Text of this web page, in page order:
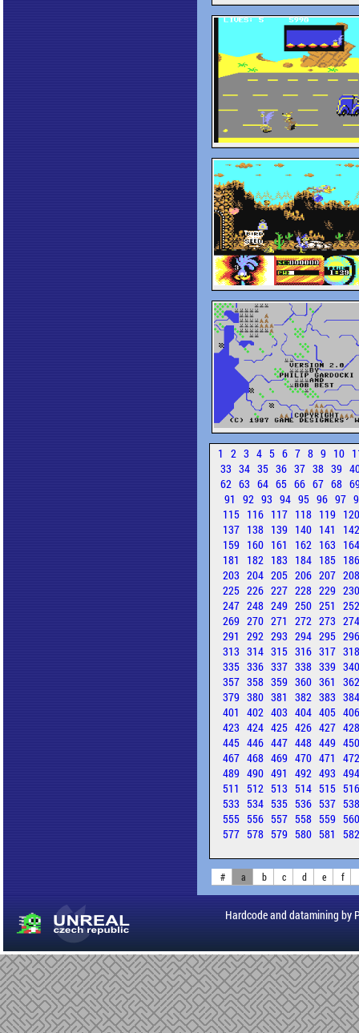
1 2 3 4 5 6 7 8 9 10
33 34 35 36 37 38 39
62 63 64 65 66 67 68
91 92 93 94 95 96 97
115 116 117 118 119
137 138 139 140 141
159 160 161 162 163
181
182 183 184 185
203 204 205 206 207
225 226 227 228 229
247 248 249 250 251
269 270 271 272 273
291 292 293 294 295
313 314 315 316 317
335 336 337 338 339
357 358 359 360 361
379 380 381 382 383
401 402 403 404 405
423 424 425 426 427
445 446 447 448 449
467 468 469 470 471
489 490 491 492 493
511 512 513 514 515
533 534 535 536 537
555 556 557 558 559
577 578 579 580 581
# a b c d e f
Hardcode and datamining by